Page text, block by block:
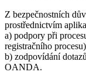
Z bezpečnostních
prostřednictvím
a) podpory při
registračního
b) zodpovídání
OANDA.